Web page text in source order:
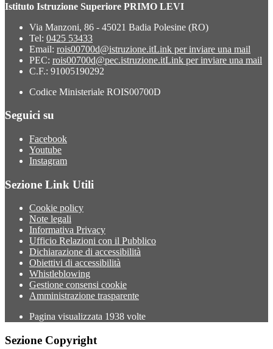
Istituto Istruzione Superiore PRIMO LEVI
Via Manzoni, 86 - 45021 Badia Polesine (RO)
Tel: 0425 53433
Email: rois00700d@istruzione.itLink per inviare una mail
PEC: rois00700d@pec.istruzione.itLink per inviare una mail
C.F.: 91005190292
Codice Ministeriale ROIS00700D
Seguici su
Facebook
Youtube
Instagram
Sezione Link Utili
Cookie policy
Note legali
Informativa Privacy
Ufficio Relazioni con il Pubblico
Dichiarazione di accessibilità
Obiettivi di accessibilità
Whistleblowing
Gestione consensi cookie
Amministrazione trasparente
Pagina visualizzata 1938 volte
Sezione Copyright